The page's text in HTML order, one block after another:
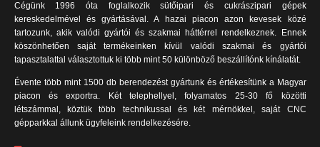
Cégünk 1996 óta foglalkozik sütőipari és cukrászipari gépek
kereskedelmével és gyártásával. A hazai piacon azon kevesek közé
tartozunk, akik valódi gyártói és szakmai háttérrel rendelkeznek. Ennek
köszönhetően saját termékeinken kívül valódi szakmai és gyártói
tapasztalattal választottuk ki több mint 50 különböző beszállítónk kínálatát.
Évente több mint 1500 db berendezést gyártunk és értékesítünk a Magyar
piacon és exportra. Két telephellyel, folyamatos 25-30 fő közötti
létszámmal, köztük több technikussal és két mérnökkel, saját CNC
gépparkkal állunk ügyfeleink rendelkezésére.